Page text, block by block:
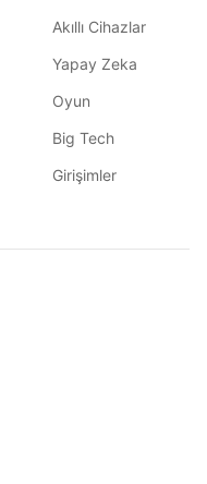
Akıllı Cihazlar
Yapay Zeka
Oyun
Big Tech
Girişimler